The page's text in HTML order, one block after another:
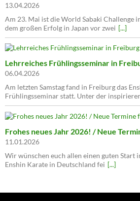
13.04.2026
Am 23. Mai ist die World Sabaki Challenge
dem großen Erfolg in Japan vor zwei [...]
Lehrreiches Frühlingsseminar in
06.04.2026
Am letzten Samstag fand in Freiburg das
Frühlingsseminar statt. Unter der
Frohes neues Jahr 2026! / Neue
11.01.2026
Wir wünschen euch allen einen guten Start
Enshin Karate in Deutschland fei [...]